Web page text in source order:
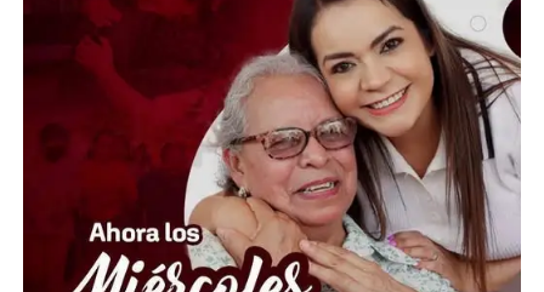
La cartelera concluirá el 8 de agosto con la
presentación editorial de Birth Wars, de la reconocida
fotógrafa Janet Jarman, acompañada de una exposición
que permanecerá abierta hasta el 21 de agosto. Además,
durante todo el mes el público podrá recorrer diversas
exposiciones instaladas en galerías y recintos
universitarios, reafirmando el compromiso de la
Universidad de Guanajuato con la difusión del arte y la
cultura mediante una programación variada y accesible
para toda la sociedad.